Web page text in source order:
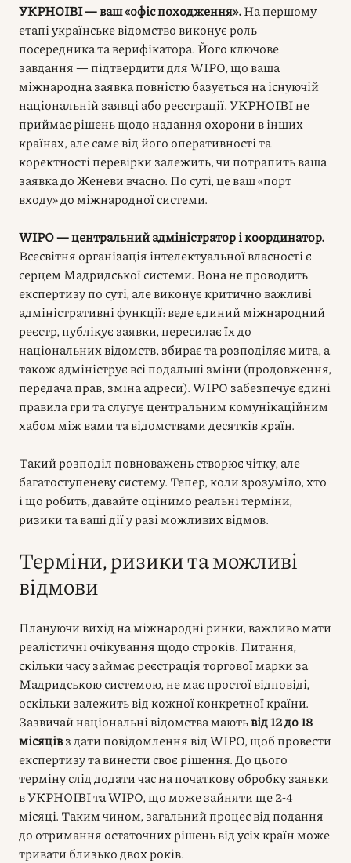
УКРНОІВІ — ваш «офіс походження».На першому
етапі українське відомство виконує роль
посередника та верифікатора. Його ключове
завдання — підтвердити для WIPO, що ваша
міжнародна заявка повністю базується на існуючій
національній заявці або реєстрації. УКРНОІВІ не
приймає рішень щодо надання охорони в інших
країнах, але саме від його оперативності та
коректності перевірки залежить, чи потрапить ваша
заявка до Женеви вчасно. По суті, це ваш «порт
входу» до міжнародної системи.
WIPO — центральний адміністратор і координатор.
Всесвітня організація інтелектуальної власності є
серцем Мадридської системи. Вона не проводить
експертизу по суті, але виконує критично важливі
адміністративні функції: веде єдиний міжнародний
реєстр, публікує заявки, пересилає їх до
національних відомств, збирає та розподіляє мита, а
також адмініструє всі подальші зміни (продовження,
передача прав, зміна адреси). WIPO забезпечує єдині
правила гри та слугує центральним комунікаційним
хабом між вами та відомствами десятків країн.
Такий розподіл повноважень створює чітку, але
багатоступеневу систему. Тепер, коли зрозуміло, хто
і що робить, давайте оцінимо реальні терміни,
ризики та ваші дії у разі можливих відмов.
Терміни, ризики та можливі
відмови
Плануючи вихід на міжнародні ринки, важливо мати
реалістичні очікування щодо строків. Питання,
скільки часу займає реєстрація торгової марки за
Мадридською системою, не має простої відповіді,
оскільки залежить від кожної конкретної країни.
Зазвичай національні відомства маютьвід 12 до 18
місяцівз дати повідомлення від WIPO, щоб провести
експертизу та винести своє рішення. До цього
терміну слід додати час на початкову обробку заявки
в УКРНОІВІ та WIPO, що може зайняти ще 2-4
місяці. Таким чином, загальний процес від подання
до отримання остаточних рішень від усіх країн може
тривати близько двох років.